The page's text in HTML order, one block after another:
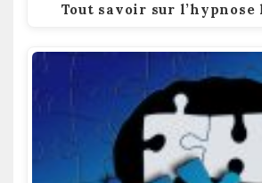
Tout savoir sur